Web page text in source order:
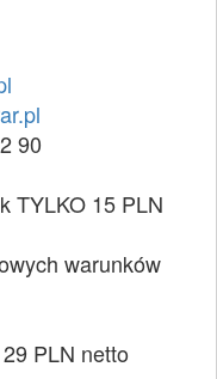
90
TYLKO 15 PLN
warunków
PLN netto